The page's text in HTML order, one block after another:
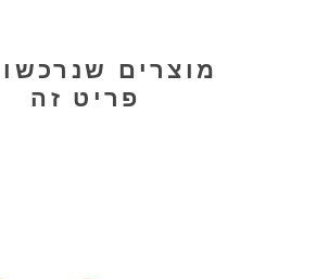
מוצרים
פריט זה